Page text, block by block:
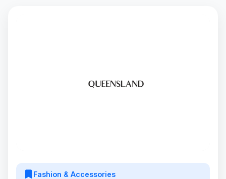
Fashion & Accessories